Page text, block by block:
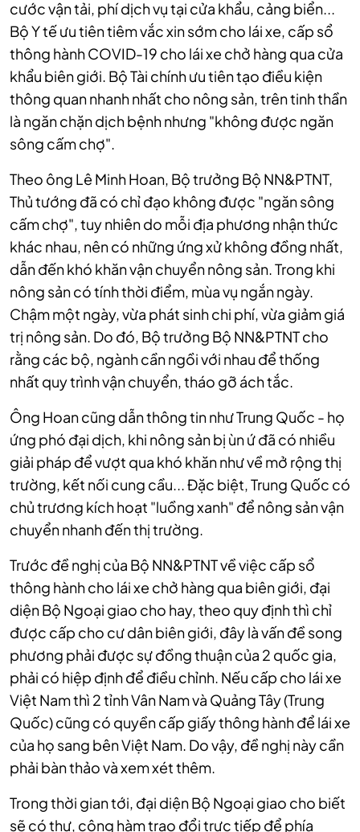
cước vận tải, phí dịch vụ tại cửa khẩu, cảng biển...
Bộ Y tế ưu tiên tiêm vắc xin sớm cho lái xe, cấp sổ
thông hành COVID-19 cho lái xe chở hàng qua cửa
khẩu biên giới. Bộ Tài chính ưu tiên tạo điều kiện
thông quan nhanh nhất cho nông sản, trên tinh thần
là ngăn chặn dịch bệnh nhưng "không được ngăn
sông cấm chợ".
Theo ông Lê Minh Hoan, Bộ trưởng Bộ NN&PTNT,
Thủ tướng đã có chỉ đạo không được "ngăn sông
cấm chợ", tuy nhiên do mỗi địa phương nhận thức
khác nhau, nên có những ứng xử không đồng nhất,
dẫn đến khó khăn vận chuyển nông sản. Trong khi
nông sản có tính thời điểm, mùa vụ ngắn ngày.
Chậm một ngày, vừa phát sinh chi phí, vừa giảm giá
trị nông sản. Do đó, Bộ trưởng Bộ NN&PTNT cho
rằng các bộ, ngành cần ngồi với nhau để thống
nhất quy trình vận chuyển, tháo gỡ ách tắc.
Ông Hoan cũng dẫn thông tin như Trung Quốc - họ
ứng phó đại dịch, khi nông sản bị ùn ứ đã có nhiều
giải pháp để vượt qua khó khăn như về mở rộng thị
trường, kết nối cung cầu... Đặc biệt, Trung Quốc có
chủ trương kích hoạt "luồng xanh" để nông sản vận
chuyển nhanh đến thị trường.
Trước đề nghị của Bộ NN&PTNT về việc cấp sổ
thông hành cho lái xe chở hàng qua biên giới, đại
diện Bộ Ngoại giao cho hay, theo quy định thì chỉ
được cấp cho cư dân biên giới, đây là vấn đề song
phương phải được sự đồng thuận của 2 quốc gia,
phải có hiệp định để điều chỉnh. Nếu cấp cho lái xe
Việt Nam thì 2 tỉnh Vân Nam và Quảng Tây (Trung
Quốc) cũng có quyền cấp giấy thông hành để lái xe
của họ sang bên Việt Nam. Do vậy, đề nghị này cần
phải bàn thảo và xem xét thêm.
Trong thời gian tới, đại diện Bộ Ngoại giao cho biết
sẽ có thư, công hàm trao đổi trực tiếp để phía